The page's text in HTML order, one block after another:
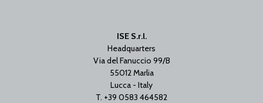
ISE S.r.l.
Headquarters
Via del Fanuccio 99/B
55012 Marlia
Lucca - Italy
T. +39 0583 464582